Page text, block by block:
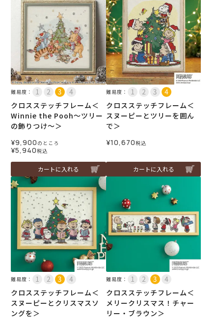
難易度：
クロスステッチフレーム＜
Winnie the Pooh～ツリー
の飾りつけ～＞
¥9,900 のところ
¥5,940税込
カートに入れる
難易度：
クロスステッチフレーム＜
スヌーピーとツリーを囲ん
で＞
¥10,670税込
カートに入れる
難易度：
クロスステッチフレーム＜
スヌーピーとクリスマスソ
ングを＞
難易度：
クロスステッチフレーム＜
メリークリスマス！チャー
リー・ブラウン＞